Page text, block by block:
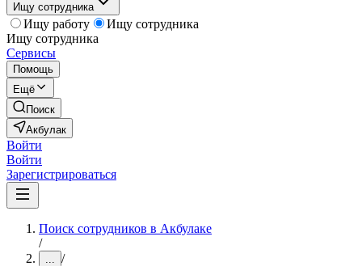
Ищу сотрудника
Ищу работу
Ищу сотрудника
Ищу сотрудника
Сервисы
Помощь
Ещё
Поиск
Акбулак
Войти
Войти
Зарегистрироваться
Поиск сотрудников в Акбулаке
/
... /